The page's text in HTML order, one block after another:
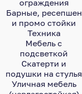
ограждения
Барные, ресепшен
и промо стойки
Техника
Мебель с
подсветкой
Скатерти и
подушки на стулья
Уличная мебель